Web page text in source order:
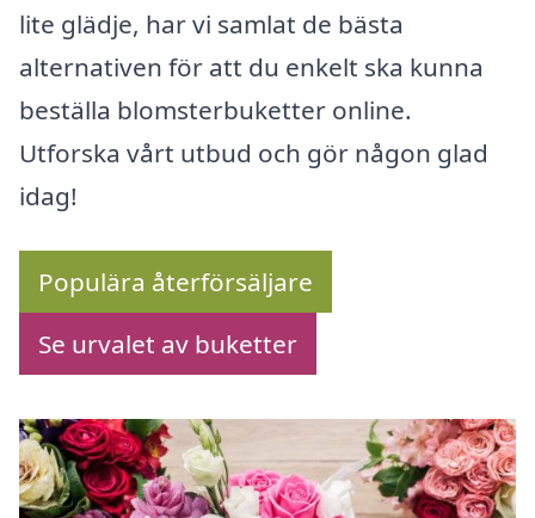
lite glädje, har vi samlat de bästa
alternativen för att du enkelt ska kunna
beställa blomsterbuketter online.
Utforska vårt utbud och gör någon glad
idag!
Populära återförsäljare
Se urvalet av buketter